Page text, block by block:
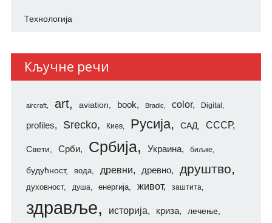
Технологија
Кључне речи
aircraft art aviation book Bradic color Digital
profiles Srecko Киев Русија САД СССР
Свети Срби Србија Украина биљке
будућност вода древни древно друштво
духовност душа енергија живот заштита
здравље историја криза лечење